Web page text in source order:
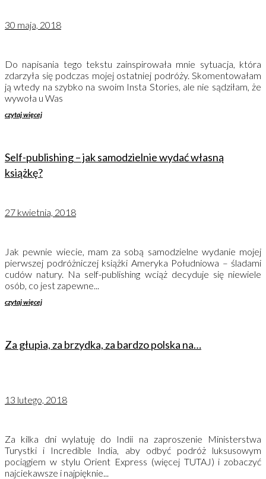
30 maja, 2018
Do napisania tego tekstu zainspirowała mnie sytuacja, która
zdarzyła się podczas mojej ostatniej podróży. Skomentowałam
ją wtedy na szybko na swoim Insta Stories, ale nie sądziłam, że
wywoła u Was
czytaj więcej
Self-publishing – jak samodzielnie wydać własną
książkę?
27 kwietnia, 2018
Jak pewnie wiecie, mam za sobą samodzielne wydanie mojej
pierwszej podróżniczej książki Ameryka Południowa – śladami
cudów natury. Na self-publishing wciąż decyduje się niewiele
osób, co jest zapewne...
czytaj więcej
Za głupia, za brzydka, za bardzo polska na…
13 lutego, 2018
Za kilka dni wylatuję do Indii na zaproszenie Ministerstwa
Turystki i Incredible India, aby odbyć podróż luksusowym
pociągiem w stylu Orient Express (więcej TUTAJ) i zobaczyć
najciekawsze i najpięknie...